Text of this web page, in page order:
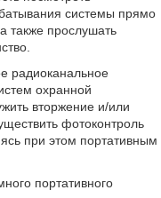
системы прямо
также прослушать
радиоканальное
охранной
вторжение и/или
фотоконтроль
при этом портативным
портативного